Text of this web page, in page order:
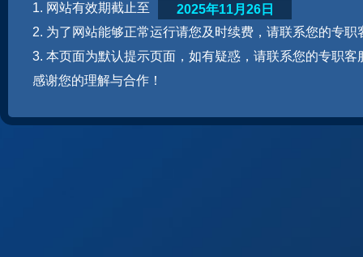
1. 网站有效期截止至
2. 为了网站能够正常运行请您及时续费，请联系您的专职
3. 本页面为默认提示页面，如有疑惑，请联系您的专职客
感谢您的理解与合作！
2025年11月26日